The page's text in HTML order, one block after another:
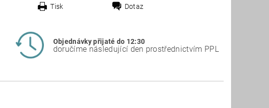
Tisk Dotaz
Objednávky přijaté do 12:30
doručíme následující den prostřednictvím PPL